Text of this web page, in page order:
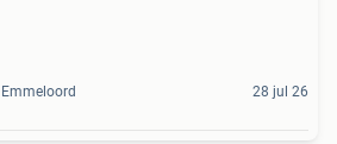
Emmeloord 28 jul 26